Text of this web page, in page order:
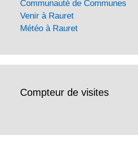
Communauté de Communes
Venir à Rauret
Météo à Rauret
Compteur de visites